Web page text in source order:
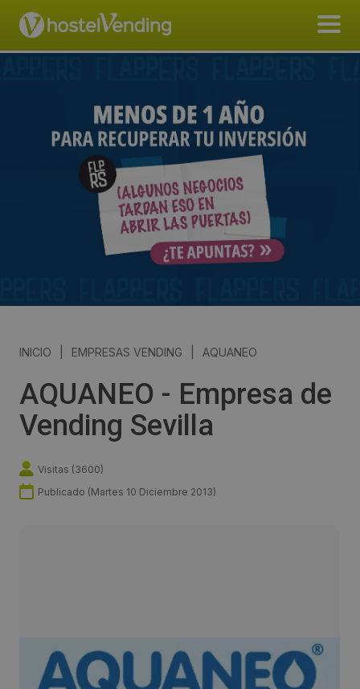
INICIO EMPRESAS VENDING AQUANEO
AQUANEO - Empresa de
Vending Sevilla
Visitas (3600)
Publicado (Martes 10 Diciembre 2013)